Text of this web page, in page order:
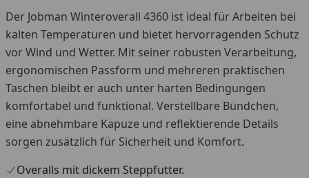
Der Jobman Winteroverall 4360 ist ideal für Arbeiten bei
kalten Temperaturen und bietet hervorragenden Schutz
vor Wind und Wetter. Mit seiner robusten Verarbeitung,
ergonomischen Passform und mehreren praktischen
Taschen bleibt er auch unter harten Bedingungen
komfortabel und funktional. Verstellbare Bündchen,
eine abnehmbare Kapuze und reflektierende Details
sorgen zusätzlich für Sicherheit und Komfort.
Overalls mit dickem Steppfutter.